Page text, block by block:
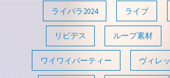
ライパラ2024 ライブ
リピデス ループ素材
ワイワイパーティー ヴィレ